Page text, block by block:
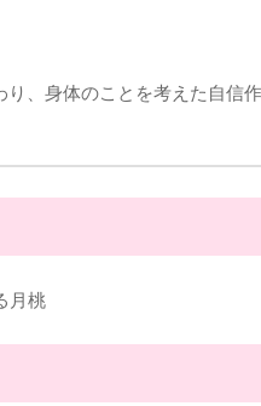
、身体のことを考えた自信作
月桃